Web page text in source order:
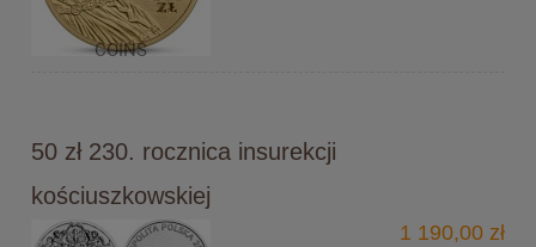
50 zł 230. rocznica insurekcji
kościuszkowskiej
1 190,00 zł